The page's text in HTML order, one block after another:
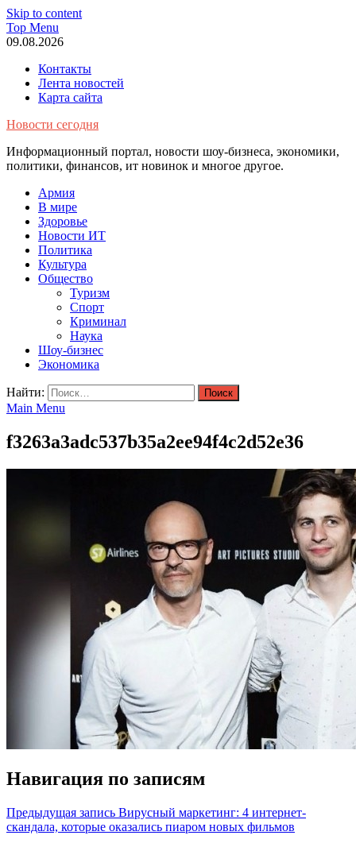
Skip to content
Top Menu
09.08.2026
Контакты
Лента новостей
Карта сайта
Новости сегодня
Информационный портал, новости шоу-бизнеса, экономики,
политики, финансов, ит новинок и многое другое.
Армия
В мире
Здоровье
Новости ИТ
Политика
Культура
Общество
Туризм
Спорт
Криминал
Наука
Шоу-бизнес
Экономика
Найти:
Main Menu
f3263a3adc537b35a2ee94f4c2d52e36
Навигация по записям
Предыдущая запись Вирусный маркетинг: 4 интернет-
скандала, которые оказались пиаром новых фильмов